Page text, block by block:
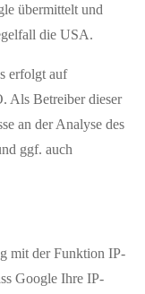
übermittelt und
die USA.
erfolgt auf
Als Betreiber dieser
an der Analyse des
ggf. auch
mit der Funktion IP-
Google Ihre IP-